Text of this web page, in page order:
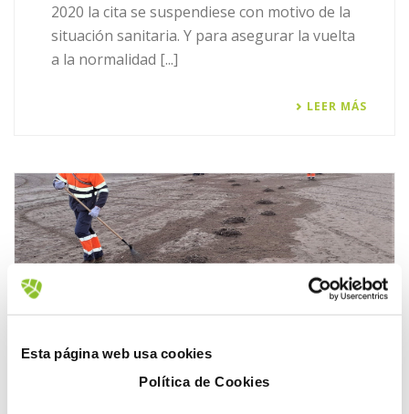
Esta página web usa cookies
Política de Cookies
2020 la cita se suspendiese con motivo de la
situación sanitaria. Y para asegurar la vuelta
a la normalidad [...]
LEER MÁS
MedioambienteResiduos 26 febrero, 2021